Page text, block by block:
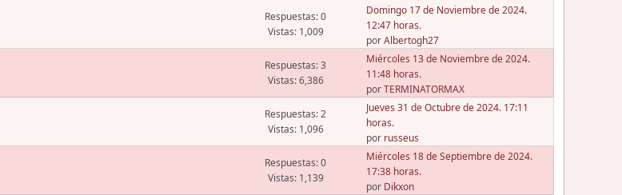
Respuestas: 0
Vistas: 1,009
Domingo 17 de Noviembre de 2024.
12:47 horas.
porAlbertogh27
Respuestas: 3
Vistas: 6,386
Miércoles 13 de Noviembre de 2024.
11:48 horas.
porTERMINATORMAX
Respuestas: 2
Vistas: 1,096
Jueves 31 de Octubre de 2024. 17:11
horas.
por russeus
Respuestas: 0
Vistas: 1,139
Miércoles 18 de Septiembre de 2024.
17:38 horas.
por Dikxon